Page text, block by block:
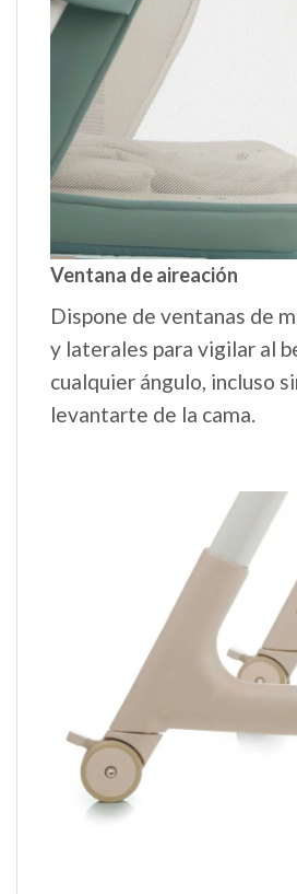
Ventana de aireación
Dispone de ventanas de
y laterales para vigilar al
cualquier ángulo, incluso
levantarte de la cama.